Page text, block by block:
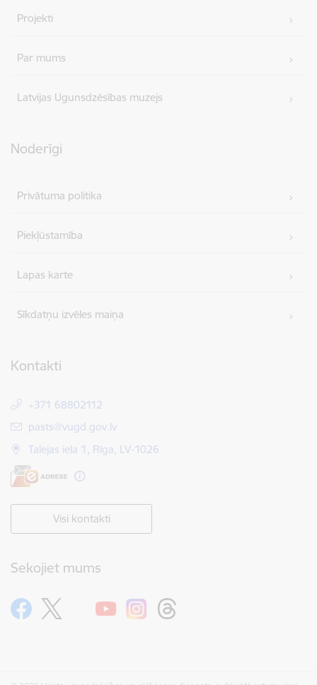
Projekti
Par mums
Latvijas Ugunsdzēsības muzejs
Noderīgi
Privātuma politika
Piekļūstamība
Lapas karte
Sīkdatņu izvēles maiņa
Kontakti
+371 68802112
E-pasts:
pasts@vugd.gov.lv
Talejas iela 1, Rīga, LV-1026
Visi kontakti
Sekojiet mums